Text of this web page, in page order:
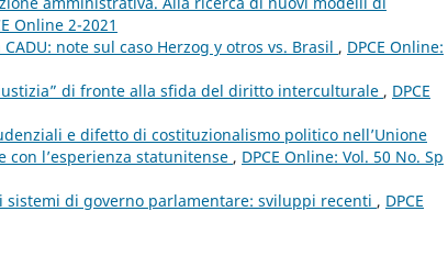
Online 2-2021
note sul caso Herzog y otros vs. Brasil , DPCE Online:
di fronte alla sfida del diritto interculturale , DPCE
e difetto di costituzionalismo politico nell’Unione
l’esperienza statunitense , DPCE Online: Vol. 50 No. Sp
di governo parlamentare: sviluppi recenti , DPCE